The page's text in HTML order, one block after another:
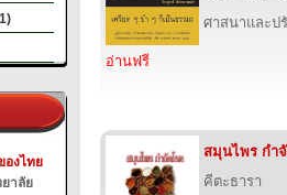
องไทย
าลัย
ศาสนาและป
อ่านฟรี
สมุนไพร กำ
คีตะธารา